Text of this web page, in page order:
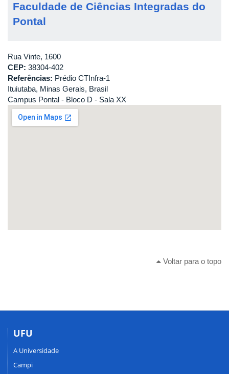
Faculdade de Ciências Integradas do
Pontal
Rua Vinte, 1600
CEP: 38304-402
Referências: Prédio CTInfra-1
Ituiutaba, Minas Gerais, Brasil
Campus Pontal - Bloco D - Sala XX
Voltar para o topo
UFU
A Universidade
Campi